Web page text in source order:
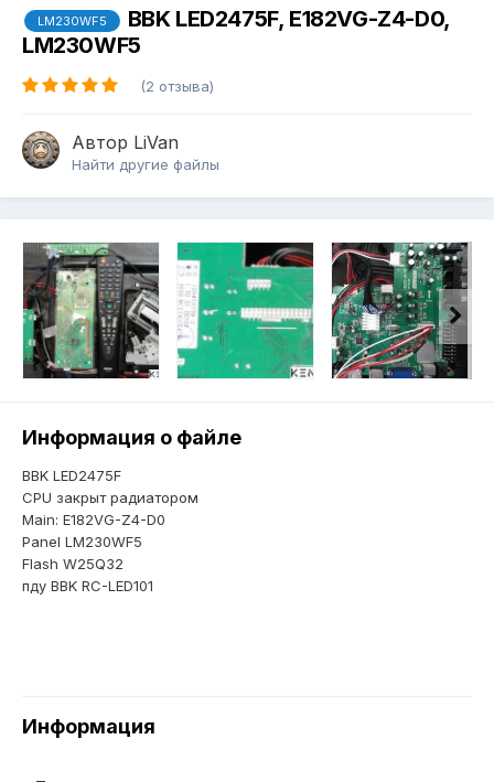
LM230WF5
BBK LED2475F, E182VG-Z4-D0,
LM230WF5
(2 отзыва)
Автор LiVan
Найти другие файлы
Информация о файле
BBK LED2475F
CPU закрыт радиатором
Main: E182VG-Z4-D0
Panel LM230WF5
Flash W25Q32
пду BBK RC-LED101
Информация